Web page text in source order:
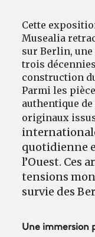
Cette
Musealia
sur Berlin,
trois
construction
Parmi les
authentique
originaux
quotidienne
l’Ouest. Ces
tensions
survie des
Une immersion